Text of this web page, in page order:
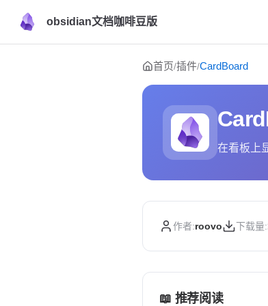
obsidian文档咖啡豆版
Skip to content
首页/插件/CardBoard
在看板上
作者:roovo 下载量:
📖 推荐阅读